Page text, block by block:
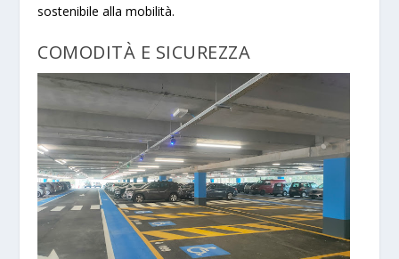
sostenibile alla mobilità.
COMODITÀ E SICUREZZA